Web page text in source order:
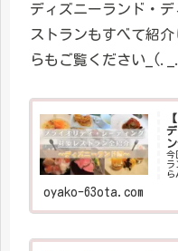
ディズニーランド・
ストランもすべて紹
らもご覧ください
今
ラ
ら
も
oyako-63ota.com